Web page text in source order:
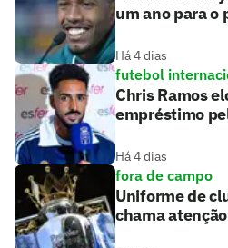
um ano para o
Há 4 dias
futebol
Chris Ramos
empréstimo
Há 4 dias
fora de campo
Uniforme de
chama